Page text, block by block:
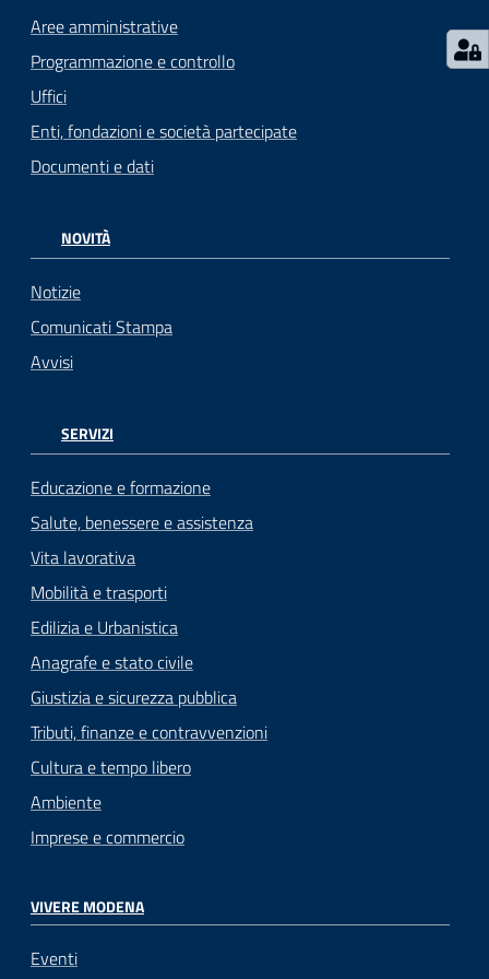
Aree amministrative
Programmazione e controllo
Uffici
Enti, fondazioni e società partecipate
Documenti e dati
NOVITÀ
Notizie
Comunicati Stampa
Avvisi
SERVIZI
Educazione e formazione
Salute, benessere e assistenza
Vita lavorativa
Mobilità e trasporti
Edilizia e Urbanistica
Anagrafe e stato civile
Giustizia e sicurezza pubblica
Tributi, finanze e contravvenzioni
Cultura e tempo libero
Ambiente
Imprese e commercio
VIVERE MODENA
Eventi